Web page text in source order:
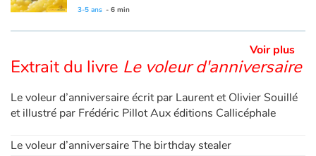
Écoles
Vidéos & Tutoriaux
Blog
3-5 ans - 6 min
Voir plus
Extrait du livre Le voleur d'anniversaire
Le voleur d’anniversaire écrit par Laurent et Olivier Souillé
et illustré par Frédéric Pillot Aux éditions Callicéphale
Le voleur d’anniversaire The birthday stealer